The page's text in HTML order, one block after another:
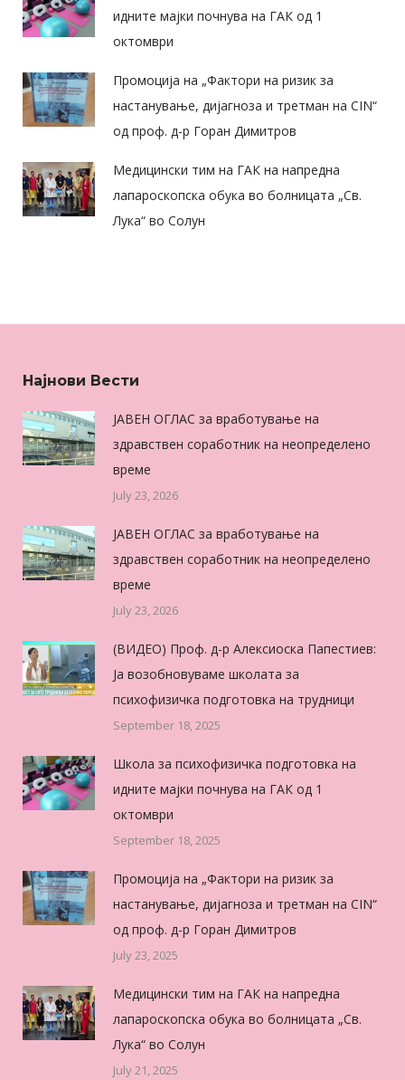
идните мајки почнува на ГАК од 1
октомври
Промоција на „Фактори на ризик за
настанување, дијагноза и третман на CIN“
од проф. д-р Горан Димитров
Медицински тим на ГАК на напредна
лапароскопска обука во болницата „Св.
Лука“ во Солун
Најнови Вести
ЈАВЕН ОГЛАС за вработување на
здравствен соработник на неопределено
време
July 23, 2026
ЈАВЕН ОГЛАС за вработување на
здравствен соработник на неопределено
време
July 23, 2026
(ВИДЕО) Проф. д-р Алексиоска Папестиев:
Ја возобновуваме школата за
психофизичка подготовка на трудници
September 18, 2025
Школа за психофизичка подготовка на
идните мајки почнува на ГАК од 1
октомври
September 18, 2025
Промоција на „Фактори на ризик за
настанување, дијагноза и третман на CIN“
од проф. д-р Горан Димитров
July 23, 2025
Медицински тим на ГАК на напредна
лапароскопска обука во болницата „Св.
Лука“ во Солун
July 21, 2025